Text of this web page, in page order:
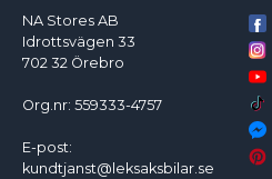
NA Stores AB
Idrottsvägen 33
702 32 Örebro
Org.nr: 559333-4757
E-post:
kundtjanst@leksaksbilar.se